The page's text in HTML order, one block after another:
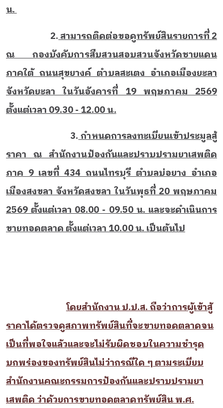
น.
2.สามารถติดต่อขอดูทรัพย์สินรายการที่ 2
ณ กองบังคับการสืบสวนสอบสวนจังหวัดชายแดน
ภาคใต้ ถนนสุขยางค์ ตำบลสะเตง อำเภอเมืองยะลา
จังหวัดยะลา ในวันอังคารที่ 19 พฤษภาคม 2569
ตั้งแต่เวลา 09.30 - 12.00 น.
3.กำหนดการลงทะเบียนเข้าประมูลสู้
ราคา ณ สำนักงานป้องกันและปราบปรามยาเสพติด
ภาค 9 เลขที่ 434 ถนนไทรบุรี ตำบลบ่อยาง อำเภอ
เมืองสงขลา จังหวัดสงขลา ในวันพุธที่ 20 พฤษภาคม
2569 ตั้งแต่เวลา 08.00 - 09.50 น. และจะดำเนินการ
ขายทอดตลาด ตั้งแต่เวลา 10.00 น. เป็นต้นไป
โดยสำนักงาน ป.ป.ส. ถือว่าการผู้เข้าสู้
ราคาได้ตรวจดูสภาพทรัพย์สินที่จะขายทอดตลาดจน
เป็นที่พอใจแล้วและจะไม่รับผิดชอบในความชำรุด
บกพร่องของทรัพย์สินไม่ว่ากรณีใด ๆ ตามระเบียบ
สำนักงานคณะกรรมการป้องกันและปราบปรามยา
เสพติด ว่าด้วยการขายทอดตลาดทรัพย์สิน พ.ศ.